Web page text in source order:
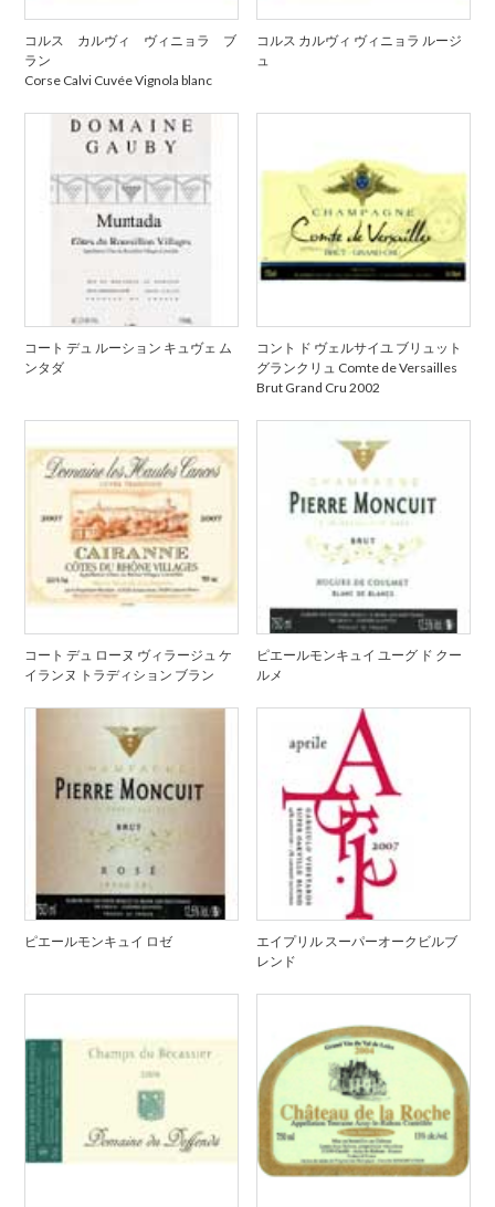
コルス カルヴィ ヴィニョラ ブ
ラン
Corse Calvi Cuvée Vignola blanc
コルス カルヴィ ヴィニョラ ルージ
ュ
コート デュ ルーション キュヴェ ム
ンタダ
コント ド ヴェルサイユ ブリュット
グランクリュ Comte de Versailles
Brut Grand Cru 2002
コート デュ ローヌ ヴィラージュ ケ
イランヌ トラディション ブラン
ピエールモンキュイ ユーグ ド クー
ルメ
ピエールモンキュイ ロゼ
エイプリル スーパーオークビルブ
レンド